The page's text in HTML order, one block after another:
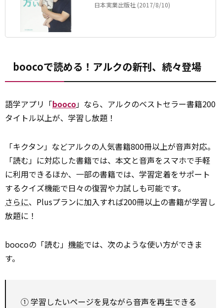
日本実業出版社 (2017/8/10)
boocoで読める！アルクの新刊、続々登場
語学アプリ「booco」なら、アルクのベストセラー書籍200
タイトル以上が、学習し放題！
「キクタン」などアルクの人気書籍800冊以上が音声対応。
「読む」に対応した書籍では、本文と音声をスマホで手軽
に利用できるほか、一部の書籍では、学習定着をサポート
するクイズ機能で日々の復習や力試しも可能です。
さらに、Plusプランに加入すれば200冊以上の書籍が学習し
放題に！
boocoの「読む」 機能では、次のような使い方ができま
す。
① 学習したいページを見ながら音声を再生できる